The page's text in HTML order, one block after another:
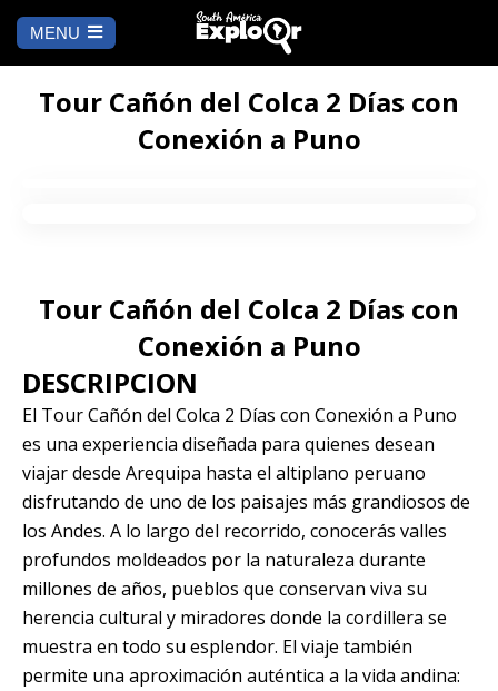
MENU
INICIO
A DÓNDE IR
Manu
Machu Picchu
Quillabamba
Salkantay
Tambopata
BLOG
CONTÁCTANOS
a
Tour Cañón del Colca 2 Días con
Conexión a Puno
Tour Cañón del Colca 2 Días con
Conexión a Puno
DESCRIPCION
El Tour Cañón del Colca 2 Días con Conexión a Puno
es una experiencia diseñada para quienes desean
viajar desde Arequipa hasta el altiplano peruano
disfrutando de uno de los paisajes más grandiosos de
los Andes. A lo largo del recorrido, conocerás valles
profundos moldeados por la naturaleza durante
millones de años, pueblos que conservan viva su
herencia cultural y miradores donde la cordillera se
muestra en todo su esplendor. El viaje también
permite una aproximación auténtica a la vida andina: